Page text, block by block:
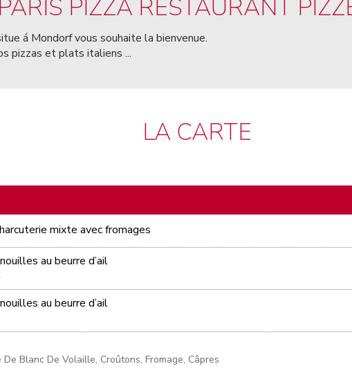
PARIS PIZZA RESTAURANT
á Mondorf vous souhaite la bienvenue.
pizzas et plats italiens ...
LA CARTE
mixte avec fromages
au beurre d’ail
au beurre d’ail
De Blanc De Volaille, Croûtons, Fromage, Câpres